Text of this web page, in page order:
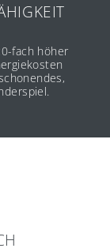
fach höher